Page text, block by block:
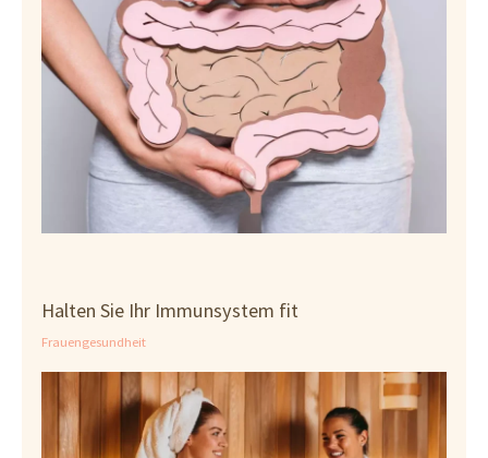
Halten Sie Ihr Immunsystem fit
Frauengesundheit